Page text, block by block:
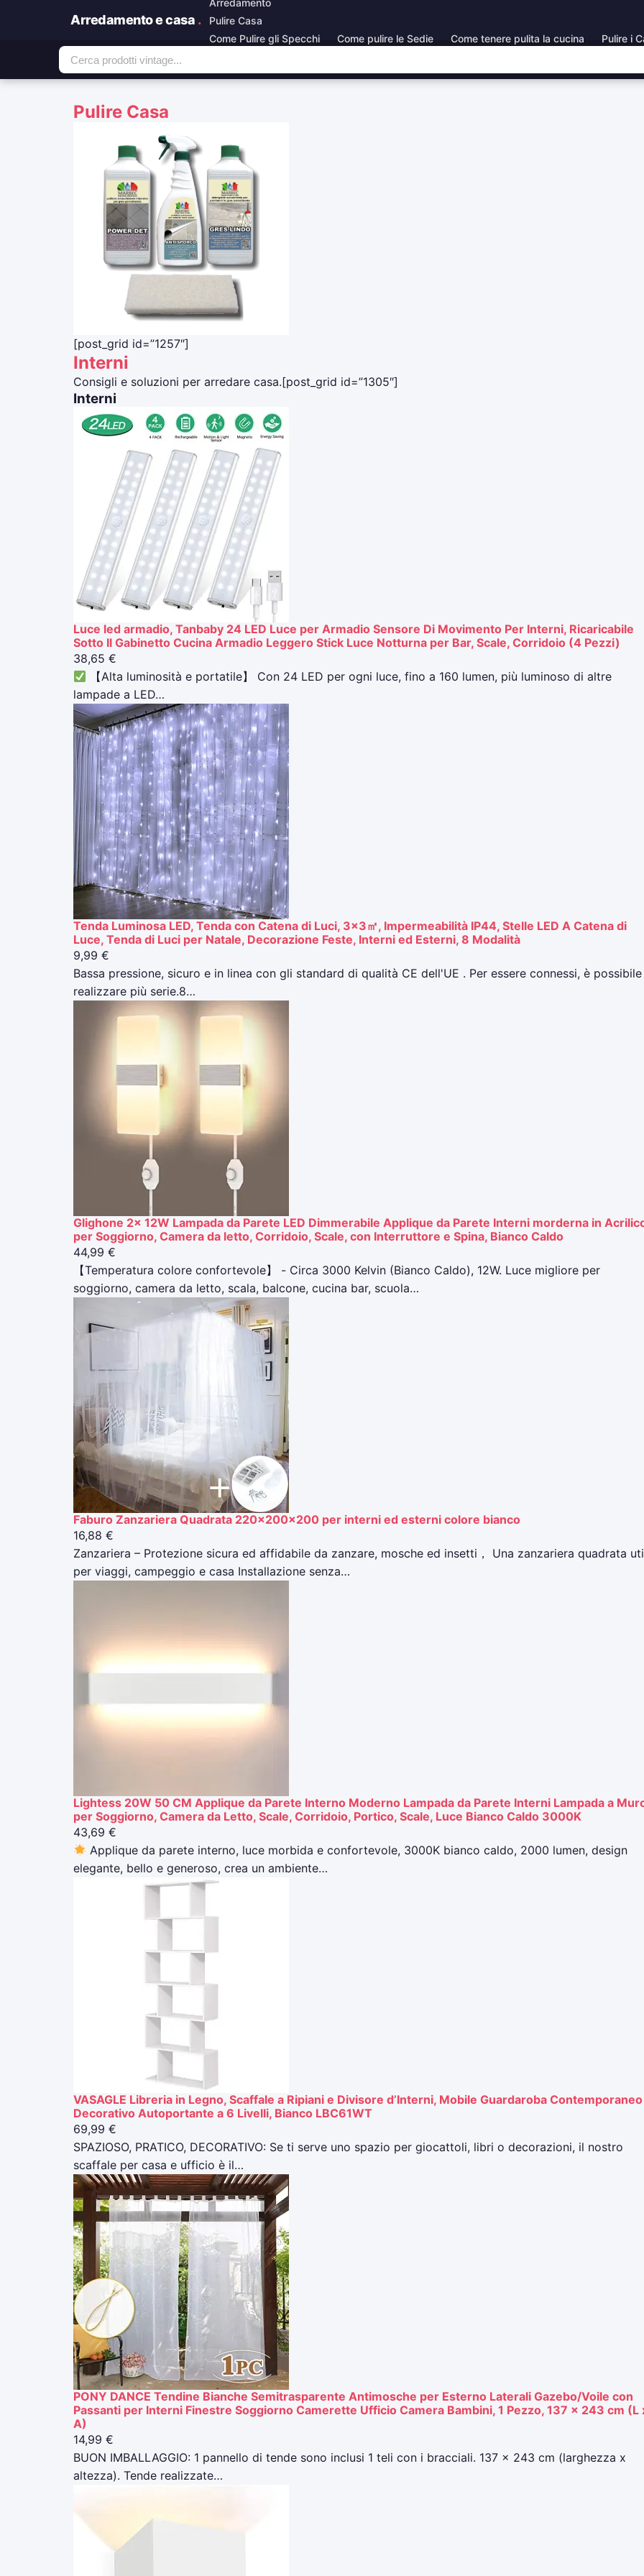
Arredamento e casa .
Pulire Casa
Come Pulire gli Specchi
Come pulire le Sedie Come tenere pulita la cucina Pulire i
Pulire Casa
[post_grid id=”1257″]
Interni
Consigli e soluzioni per arredare casa.[post_grid id=”1305″]
Interni
Luce led armadio, Tanbaby 24 LED Luce per Armadio Sensore Di Movimento Per Interni, Ricaricabile
Sotto Il Gabinetto Cucina Armadio Leggero Stick Luce Notturna per Bar, Scale, Corridoio (4 Pezzi)
38,65 €
【Alta luminosità e portatile】 Con 24 LED per ogni luce, fino a 160 lumen, più luminoso di altre
lampade a LED…
Tenda Luminosa LED, Tenda con Catena di Luci, 3×3㎡, Impermeabilità IP44, Stelle LED A Catena di
Luce, Tenda di Luci per Natale, Decorazione Feste, Interni ed Esterni, 8 Modalità
9,99 €
Bassa pressione, sicuro e in linea con gli standard di qualità CE dell'UE . Per essere connessi, è possibile
realizzare più serie.8…
Glighone 2x 12W Lampada da Parete LED Dimmerabile Applique da Parete Interni morderna in
per Soggiorno, Camera da letto, Corridoio, Scale, con Interruttore e Spina, Bianco Caldo
44,99 €
【Temperatura colore confortevole】 - Circa 3000 Kelvin (Bianco Caldo), 12W. Luce migliore per
soggiorno, camera da letto, scala, balcone, cucina bar, scuola…
Faburo Zanzariera Quadrata 220x200x200 per interni ed esterni colore bianco
16,88 €
Zanzariera – Protezione sicura ed affidabile da zanzare, mosche ed insetti， Una zanzariera quadrata
per viaggi, campeggio e casa Installazione senza…
Lightess 20W 50 CM Applique da Parete Interno Moderno Lampada da Parete Interni Lampada a
per Soggiorno, Camera da Letto, Scale, Corridoio, Portico, Scale, Luce Bianco Caldo 3000K
43,69 €
Applique da parete interno, luce morbida e confortevole, 3000K bianco caldo, 2000 lumen, design
elegante, bello e generoso, crea un ambiente…
VASAGLE Libreria in Legno, Scaffale a Ripiani e Divisore d’Interni, Mobile Guardaroba Contemporaneo
Decorativo Autoportante a 6 Livelli, Bianco LBC61WT
69,99 €
SPAZIOSO, PRATICO, DECORATIVO: Se ti serve uno spazio per giocattoli, libri o decorazioni, il nostro
scaffale per casa e ufficio è il…
PONY DANCE Tendine Bianche Semitrasparente Antimosche per Esterno Laterali Gazebo/Voile con
Passanti per Interni Finestre Soggiorno Camerette Ufficio Camera Bambini, 1 Pezzo, 137 x 243 cm (L
A)
14,99 €
BUON IMBALLAGGIO: 1 pannello di tende sono inclusi 1 teli con i bracciali. 137 x 243 cm (larghezza x
altezza). Tende realizzate…